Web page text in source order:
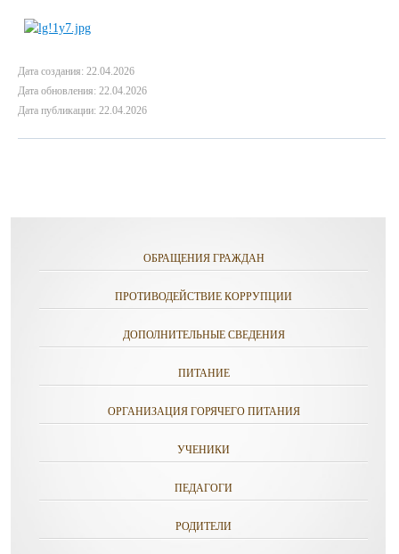
Дата создания: 22.04.2026
Дата обновления: 22.04.2026
Дата публикации: 22.04.2026
ОБРАЩЕНИЯ ГРАЖДАН
ПРОТИВОДЕЙСТВИЕ КОРРУПЦИИ
ДОПОЛНИТЕЛЬНЫЕ СВЕДЕНИЯ
ПИТАНИЕ
ОРГАНИЗАЦИЯ ГОРЯЧЕГО ПИТАНИЯ
УЧЕНИКИ
ПЕДАГОГИ
РОДИТЕЛИ